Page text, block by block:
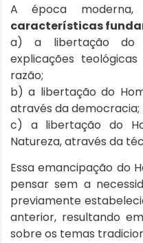
A época
características
a) a libertação do
explicações
razão;
b) a libertação do
através da democracia;
c) a libertação do
Natureza, através da
Essa emancipação do
pensar sem a
previamente
anterior, resultando
sobre os temas